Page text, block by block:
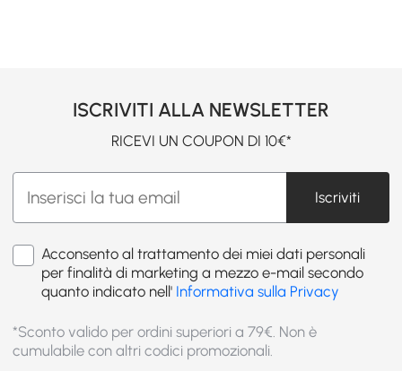
ISCRIVITI ALLA NEWSLETTER
RICEVI UN COUPON DI 10€*
Iscriviti
Acconsento al trattamento dei miei dati personali
per finalità di marketing a mezzo e-mail secondo
quanto indicato nell' Informativa sulla Privacy
*Sconto valido per ordini superiori a 79€. Non è
cumulabile con altri codici promozionali.